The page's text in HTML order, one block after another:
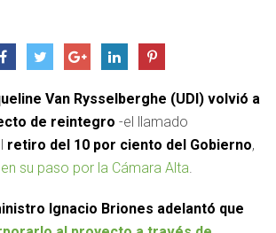
Van Rysselberghe (UDI) volvió a
de reintegro -el llamado
retiro del 10 por ciento del Gobierno,
su paso por la Cámara Alta
Ignacio Briones adelantó que